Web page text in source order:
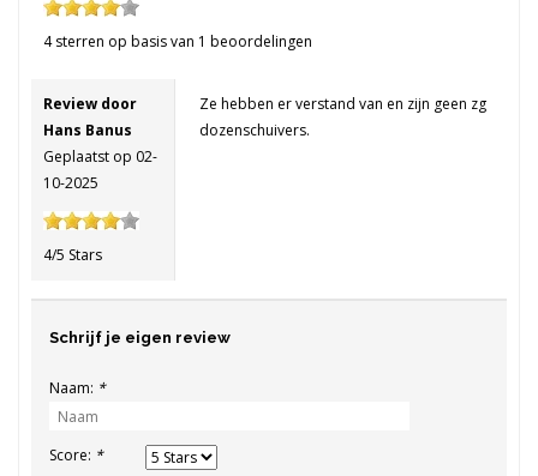
4sterren op basis van 1 beoordelingen
Review door
Hans Banus
Geplaatst op 02-
10-2025
4/5 Stars
Ze hebben er verstand van en zijn geen zg
dozenschuivers.
Schrijf je eigen review
Naam: *
Score: *